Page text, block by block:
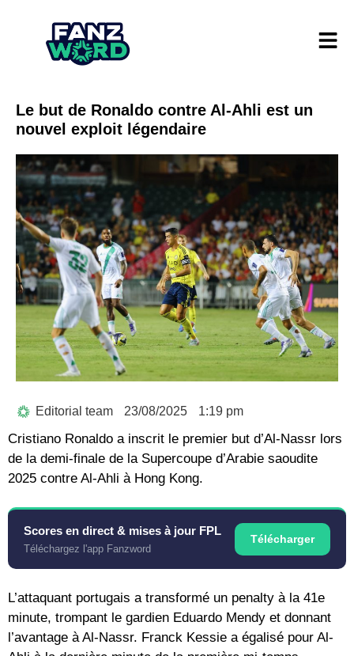
Le but de Ronaldo contre Al-Ahli est un
nouvel exploit légendaire
Editorial team 23/08/2025 1:19 pm
Cristiano Ronaldo a inscrit le premier but d’Al-Nassr lors
de la demi-finale de la Supercoupe d’Arabie saoudite
2025 contre Al-Ahli à Hong Kong.
Scores en direct & mises à jour FPL
Téléchargez l'app Fanzword
Télécharger
L’attaquant portugais a transformé un penalty à la 41e
minute, trompant le gardien Eduardo Mendy et donnant
l’avantage à Al-Nassr. Franck Kessie a égalisé pour Al-